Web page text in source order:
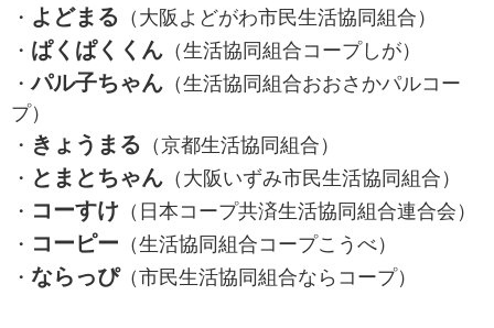
・ よどまる （大阪よどがわ市民生活協同組合）
・ ぱくぱくくん （生活協同組合コープしが）
・パル子ちゃん （生活協同組合おおさかパルコー
プ）
・ きょうまる （京都生活協同組合）
・ とまとちゃん （大阪いずみ市民生活協同組合）
・ コーすけ （日本コープ共済生活協同組合連合会）
・ コーピー （生活協同組合コープこうべ）
・ ならっぴ（市民生活協同組合ならコープ）